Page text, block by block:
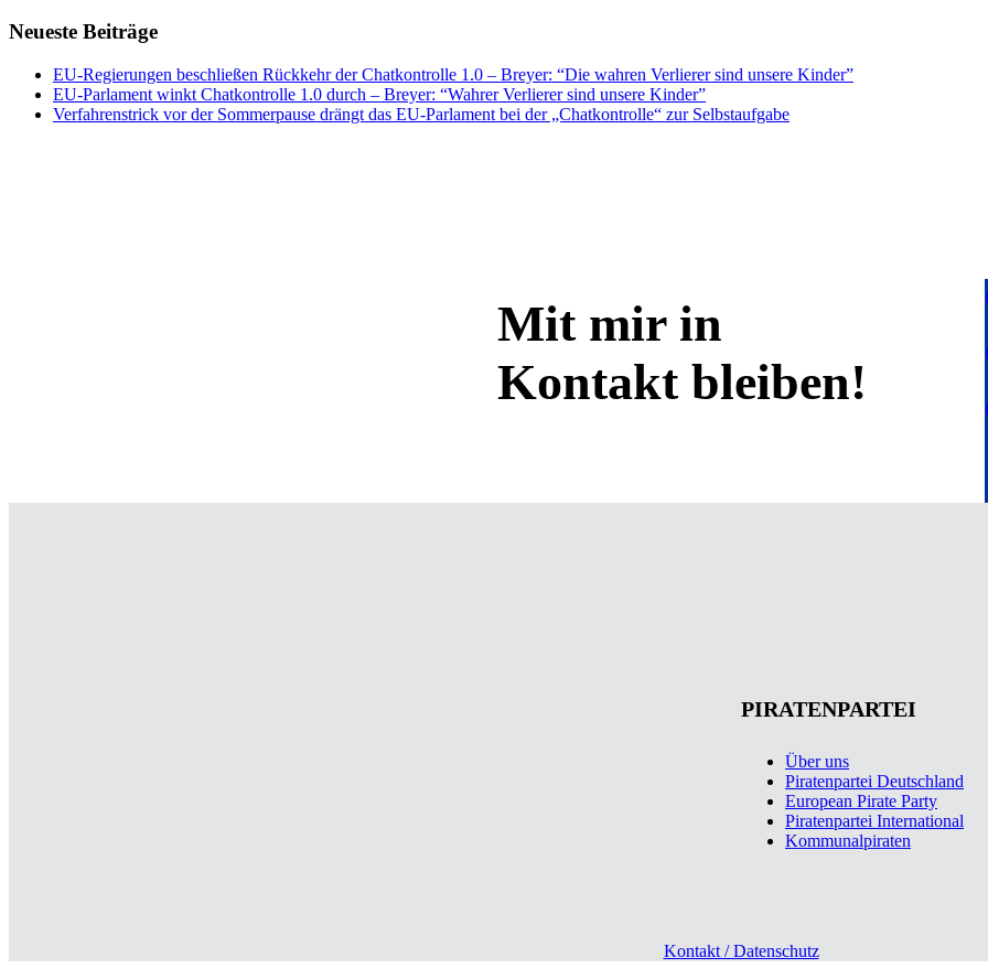
Neueste Beiträge
EU-Regierungen beschließen Rückkehr der Chatkontrolle 1.0 – Breyer: “Die wahren Verlierer sind unsere Kinder”
EU-Parlament winkt Chatkontrolle 1.0 durch – Breyer: “Wahrer Verlierer sind unsere Kinder”
Verfahrenstrick vor der Sommerpause drängt das EU-Parlament bei der „Chatkontrolle“ zur Selbstaufgabe
Mit mir in
Kontakt bleiben!
PIRATENPARTEI
Über uns
Piratenpartei Deutschland
European Pirate Party
Piratenpartei International
Kommunalpiraten
Kontakt / Datenschutz